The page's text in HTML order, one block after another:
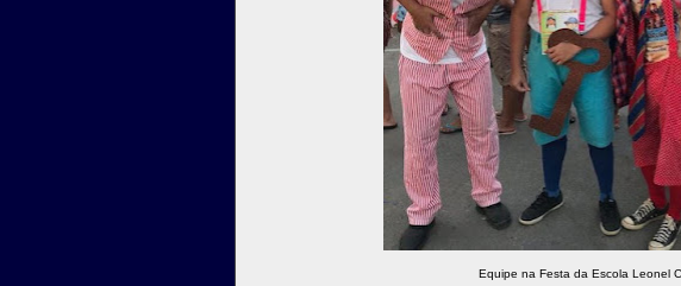
Equipe na Festa da Escola Leonel